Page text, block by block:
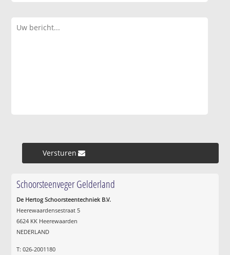
Versturen »
Schoorsteenveger Gelderland
De Hertog Schoorsteentechniek B.V.
Heerewaardensestraat 5
6624 KK Heerewaarden
NEDERLAND
T: 026-2001180